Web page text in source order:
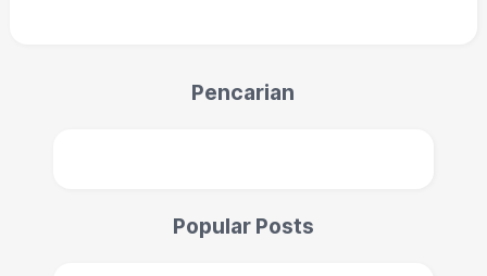
Pencarian
Popular Posts